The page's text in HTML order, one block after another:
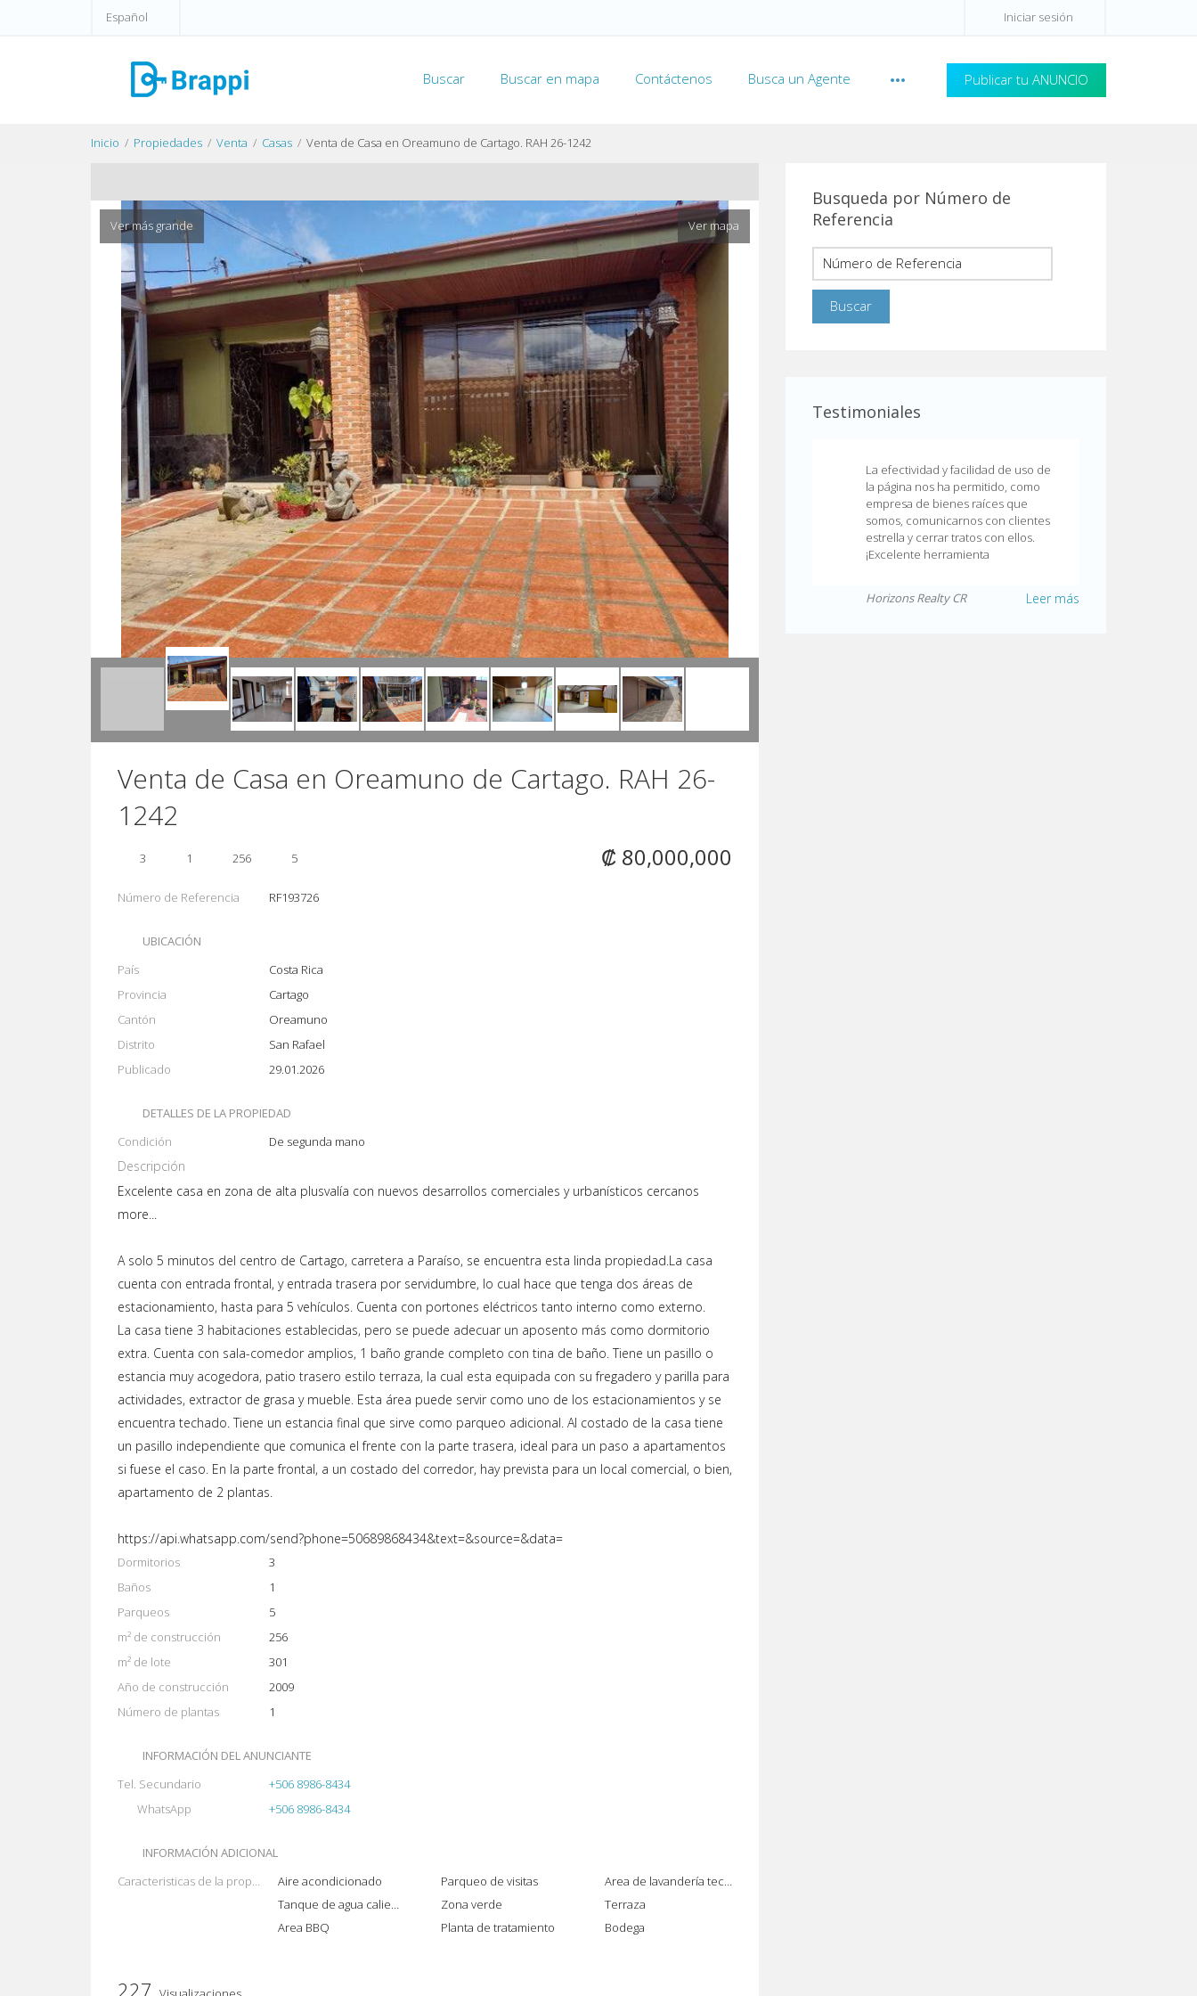
Español Iniciar sesión
Publicar tu ANUNCIO
Buscar Buscar en mapa Contáctenos Busca un Agente
Inicio Propiedades Venta Casas Venta de Casa en Oreamuno de Cartago. RAH 26-1242
Busqueda por Número de
Referencia
Testimoniales
La efectividad y facilidad de uso de
la página nos ha permitido, como
empresa de bienes raíces que
somos, comunicarnos con clientes
estrella y cerrar tratos con ellos.
¡Excelente herramienta
Leer más
Horizons Realty CR
Ver más grande Ver mapa
Venta de Casa en Oreamuno de Cartago. RAH 26-
1242
₡ 80,000,000
3 1 256 5
Número de Referencia RF193726
UBICACIÓN
País
Costa Rica
Provincia
Cartago
Cantón
Oreamuno
Distrito
San Rafael
Publicado
29.01.2026
DETALLES DE LA PROPIEDAD
Condición
De segunda mano
Descripción
Excelente casa en zona de alta plusvalía con nuevos desarrollos comerciales y urbanísticos cercanos
more...
A solo 5 minutos del centro de Cartago, carretera a Paraíso, se encuentra esta linda propiedad.La casa
cuenta con entrada frontal, y entrada trasera por servidumbre, lo cual hace que tenga dos áreas de
estacionamiento, hasta para 5 vehículos. Cuenta con portones eléctricos tanto interno como externo.
La casa tiene 3 habitaciones establecidas, pero se puede adecuar un aposento más como dormitorio
extra. Cuenta con sala-comedor amplios, 1 baño grande completo con tina de baño. Tiene un pasillo o
estancia muy acogedora, patio trasero estilo terraza, la cual esta equipada con su fregadero y parilla para
actividades, extractor de grasa y mueble. Esta área puede servir como uno de los estacionamientos y se
encuentra techado. Tiene un estancia final que sirve como parqueo adicional. Al costado de la casa tiene
un pasillo independiente que comunica el frente con la parte trasera, ideal para un paso a apartamentos
si fuese el caso. En la parte frontal, a un costado del corredor, hay prevista para un local comercial, o bien,
apartamento de 2 plantas.
https://api.whatsapp.com/send?phone=50689868434&text=&source=&data=
Dormitorios
3
Baños
1
Parqueos
5
m² de construcción
256
m² de lote
301
Año de construcción
2009
Número de plantas
1
INFORMACIÓN DEL ANUNCIANTE
Tel. Secundario
+506 8986-8434
WhatsApp
+506 8986-8434
INFORMACIÓN ADICIONAL
Caracteristicas de la propiedad
Aire acondicionado Parqueo de visitas
Area de lavandería techada / interno
Tanque de agua caliente
Zona verde
Terraza
Area BBQ
Planta de tratamiento Bodega
227